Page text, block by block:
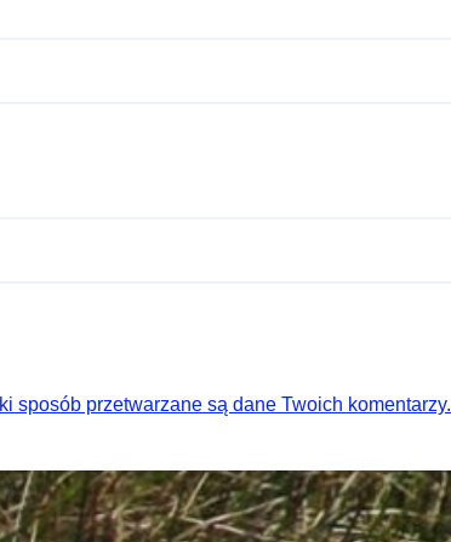
sposób przetwarzane są dane Twoich komentarzy.